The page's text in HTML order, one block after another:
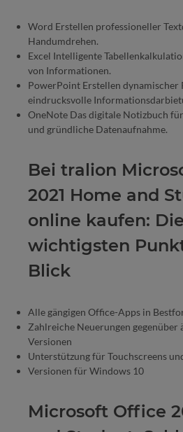
Word Erstellen professioneller
Handumdrehen.
Excel Intelligente
von Informationen.
PowerPoint Erstellen dynamischer
eindrucksvolle
OneNote Das digitale Notizbuch
und gründliche Datenaufnahme.
Bei tralion
2021 Home and
online kaufen: Die
wichtigsten
Blick
Alle gängigen Office-Apps in
Zahlreiche Neuerungen gegenüber
Versionen
Unterstützung für Touchscreens
Versionen für Windows 10
Microsoft Office